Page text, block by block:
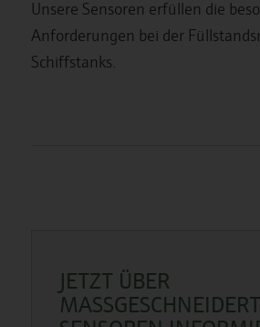
Unsere Sensoren erfüllen die
Anforderungen bei der
Schiffstanks.
JETZT ÜBER